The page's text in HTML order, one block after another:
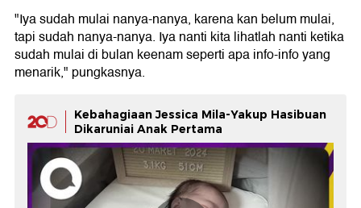
"Iya sudah mulai nanya-nanya, karena kan belum mulai,
tapi sudah nanya-nanya. Iya nanti kita lihatlah nanti ketika
sudah mulai di bulan keenam seperti apa info-info yang
menarik," pungkasnya.
Kebahagiaan Jessica Mila-Yakup Hasibuan
Dikaruniai Anak Pertama